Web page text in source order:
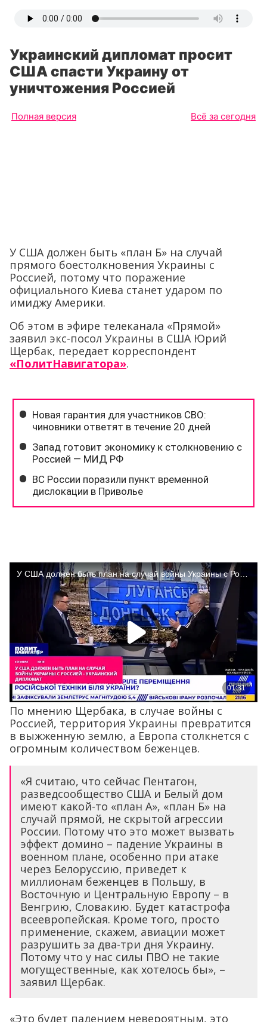
Украинский дипломат просит
США спасти Украину от
уничтожения Россией
Полная версия Всё за сегодня
У США должен быть «план Б» на случай
прямого боестолкновения Украины с
Россией, потому что поражение
официального Киева станет ударом по
имиджу Америки.
Об этом в эфире телеканала «Прямой»
заявил экс-посол Украины в США Юрий
Щербак, передает корреспондент
«ПолитНавигатора».
По мнению Щербака, в случае войны с
Россией, территория Украины превратится
в выжженную землю, а Европа столкнется с
огромным количеством беженцев.
«Я считаю, что сейчас Пентагон,
разведсообщество США и Белый дом
имеют какой-то «план А», «план Б» на
случай прямой, не скрытой агрессии
России. Потому что это может вызвать
эффект домино – падение Украины в
военном плане, особенно при атаке
через Белоруссию, приведет к
миллионам беженцев в Польшу, в
Восточную и Центральную Европу – в
Венгрию, Словакию. Будет катастрофа
всеевропейская. Кроме того, просто
применение, скажем, авиации может
разрушить за два-три дня Украину.
Потому что у нас силы ПВО не такие
могущественные, как хотелось бы», –
заявил Щербак.
«Это будет падением невероятным, это